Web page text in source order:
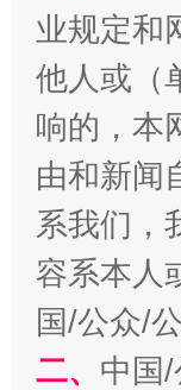
揭批美
业规定和
他人或（
响的，本
由和新闻
系我们，
容系本人
国/公众/
二、 中国